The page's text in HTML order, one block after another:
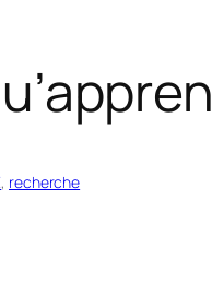
, recherche